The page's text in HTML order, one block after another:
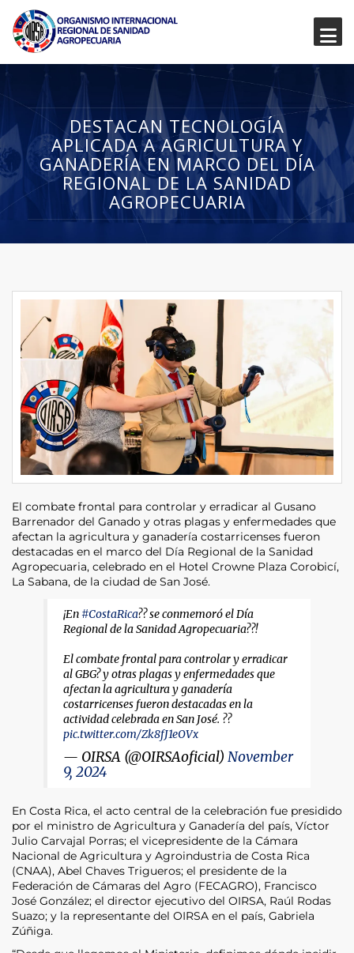
DESTACAN TECNOLOGÍA
APLICADA A AGRICULTURA Y
GANADERÍA EN MARCO DEL DÍA
REGIONAL DE LA SANIDAD
AGROPECUARIA
El combate frontal para controlar y erradicar al Gusano
Barrenador del Ganado y otras plagas y enfermedades que
afectan la agricultura y ganadería costarricenses fueron
destacadas en el marco del Día Regional de la Sanidad
Agropecuaria, celebrado en el Hotel Crowne Plaza Corobicí,
La Sabana, de la ciudad de San José.
¡En#CostaRica?? se conmemoró el Día
Regional de la Sanidad Agropecuaria??!
El combate frontal para controlar y erradicar
al GBG? y otras plagas y enfermedades que
afectan la agricultura y ganadería
costarricenses fueron destacadas en la
actividad celebrada en San José. ??
pic.twitter.com/Zk8fJ1eOVx
— OIRSA (@OIRSAoficial) November
9, 2024
En Costa Rica, el acto central de la celebración fue presidido
por el ministro de Agricultura y Ganadería del país, Víctor
Julio Carvajal Porras; el vicepresidente de la Cámara
Nacional de Agricultura y Agroindustria de Costa Rica
(CNAA), Abel Chaves Trigueros; el presidente de la
Federación de Cámaras del Agro (FECAGRO), Francisco
José González; el director ejecutivo del OIRSA, Raúl Rodas
Suazo; y la representante del OIRSA en el país, Gabriela
Zúñiga.